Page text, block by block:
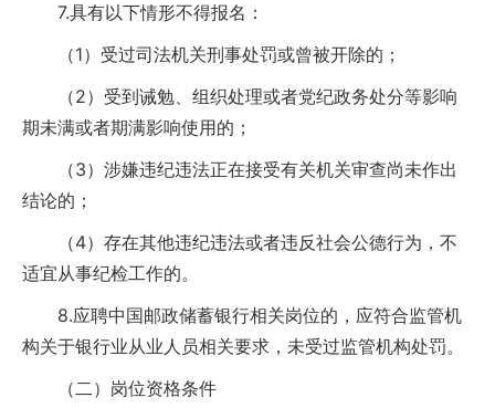
7.具有以下情形不得报名：
（1）受过司法机关刑事处罚或曾被开除的；
（2）受到诫勉、组织处理或者党纪政务处分等影响
期未满或者期满影响使用的；
（3）涉嫌违纪违法正在接受有关机关审查尚未作出
结论的；
（4）存在其他违纪违法或者违反社会公德行为，不
适宜从事纪检工作的。
8.应聘中国邮政储蓄银行相关岗位的，应符合监管机
构关于银行业从业人员相关要求，未受过监管机构处罚。
（二）岗位资格条件